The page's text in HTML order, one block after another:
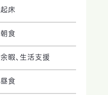
起床
朝食
余暇、生活支援
昼食